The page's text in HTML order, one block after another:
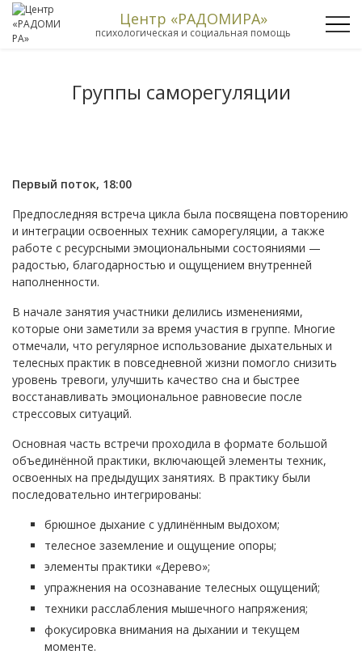
Центр «РАДОМИРА»
психологическая и социальная помощь
Группы саморегуляции
Первый поток, 18:00
Предпоследняя встреча цикла была посвящена повторению
и интеграции освоенных техник саморегуляции, а также
работе с ресурсными эмоциональными состояниями —
радостью, благодарностью и ощущением внутренней
наполненности.
В начале занятия участники делились изменениями,
которые они заметили за время участия в группе. Многие
отмечали, что регулярное использование дыхательных и
телесных практик в повседневной жизни помогло снизить
уровень тревоги, улучшить качество сна и быстрее
восстанавливать эмоциональное равновесие после
стрессовых ситуаций.
Основная часть встречи проходила в формате большой
объединённой практики, включающей элементы техник,
освоенных на предыдущих занятиях. В практику были
последовательно интегрированы:
брюшное дыхание с удлинённым выдохом;
телесное заземление и ощущение опоры;
элементы практики «Дерево»;
упражнения на осознавание телесных ощущений;
техники расслабления мышечного напряжения;
фокусировка внимания на дыхании и текущем
моменте.